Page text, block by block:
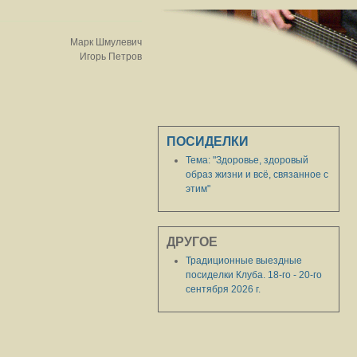
Марк Шмулевич
Игорь Петров
ПОСИДЕЛКИ
Тема: "Здоровье, здоровый
образ жизни и всё, связанное с
этим"
ДРУГОЕ
Традиционные выездные
посиделки Клуба. 18-го - 20-го
сентября 2026 г.